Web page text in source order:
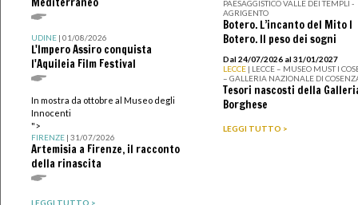
UDINE| 01/08/2026
L'Impero Assiro conquista
l'Aquileia Film Festival
In mostra da ottobre al Museo degli
Innocenti
">
FIRENZE| 31/07/2026
Artemisia a Firenze, il racconto
della rinascita
LEGGI TUTTO >
PAESAGGISTICO VALLE DEI TEMPLI -
AGRIGENTO
Botero. L’incanto del Mito I
Botero. Il peso dei sogni
Dal 24/07/2026 al 31/01/2027
LECCE | LECCE – MUSEO MUST I
– GALLERIA NAZIONALE DI
Tesori nascosti della
Borghese
LEGGI TUTTO >